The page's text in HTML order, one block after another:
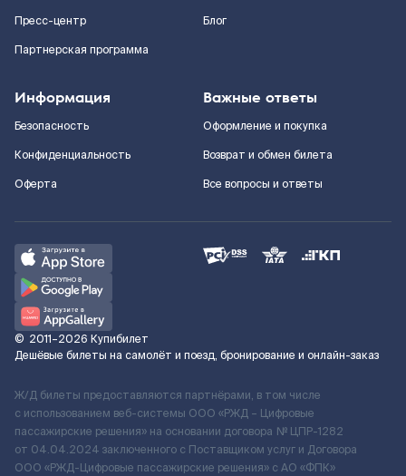
Пресс-центр
Партнерская программа
Блог
Информация
Безопасность
Конфиденциальность
Оферта
Важные ответы
Оформление и покупка
Возврат и обмен билета
Все вопросы и ответы
© 2011–2026 Купибилет
Дешёвые билеты на самолёт и поезд, бронирование и онлайн-заказ
Ж/Д билеты предоставляются партнёрами, в том числе
с использованием веб-системы ООО «РЖД – Цифровые
пассажирские решения» на основании договора № ЦПР-1282
от 04.04.2024 заключенного с Поставщиком услуг и Договора
ООО «РЖД-Цифровые пассажирские решения» c АО «ФПК»